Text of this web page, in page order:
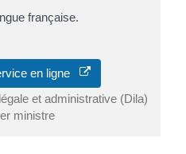
française.
en ligne
et administrative (Dila)
ministre